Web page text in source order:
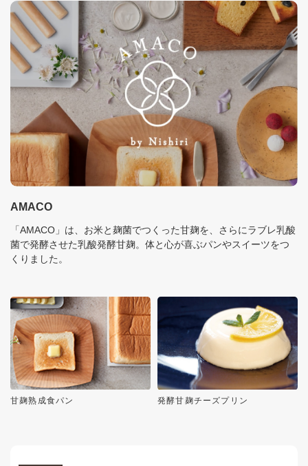
AMACO
「AMACO」は、お米と麹菌でつくった甘麹を、さらにラブレ乳酸
菌で発酵させた乳酸発酵甘麹。体と心が喜ぶパンやスイーツをつ
くりました。
甘麹熟成食パン 発酵甘麹チーズプリン